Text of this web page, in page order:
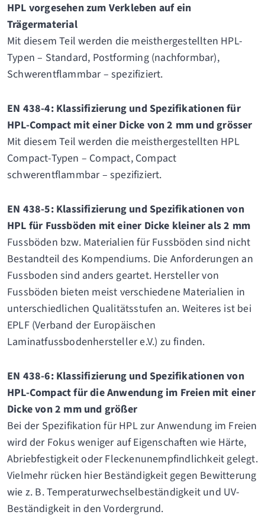
HPL vorgesehen zum Verkleben auf ein
Trägermaterial
Mit diesem Teil werden die meisthergestellten HPL-
Typen – Standard, Postforming (nachformbar),
Schwerentflammbar – spezifiziert.
EN 438-4: Klassifizierung und Spezifikationen für
HPL-Compact mit einer Dicke von 2 mm und grösser
Mit diesem Teil werden die meisthergestellten HPL
Compact-Typen – Compact, Compact
schwerentflammbar – spezifiziert.
EN 438-5: Klassifizierung und Spezifikationen von
HPL für Fussböden mit einer Dicke kleiner als 2 mm
Fussböden bzw. Materialien für Fussböden sind nicht
Bestandteil des Kompendiums. Die Anforderungen an
Fussboden sind anders geartet. Hersteller von
Fussböden bieten meist verschiedene Materialien in
unterschiedlichen Qualitätsstufen an. Weiteres ist bei
EPLF (Verband der Europäischen
Laminatfussbodenhersteller e.V.) zu finden.
EN 438-6: Klassifizierung und Spezifikationen von
HPL-Compact für die Anwendung im Freien mit einer
Dicke von 2 mm und größer
Bei der Spezifikation für HPL zur Anwendung im Freien
wird der Fokus weniger auf Eigenschaften wie Härte,
Abriebfestigkeit oder Fleckenunempfindlichkeit gelegt.
Vielmehr rücken hier Beständigkeit gegen Bewitterung
wie z. B. Temperaturwechselbeständigkeit und UV-
Beständigkeit in den Vordergrund.